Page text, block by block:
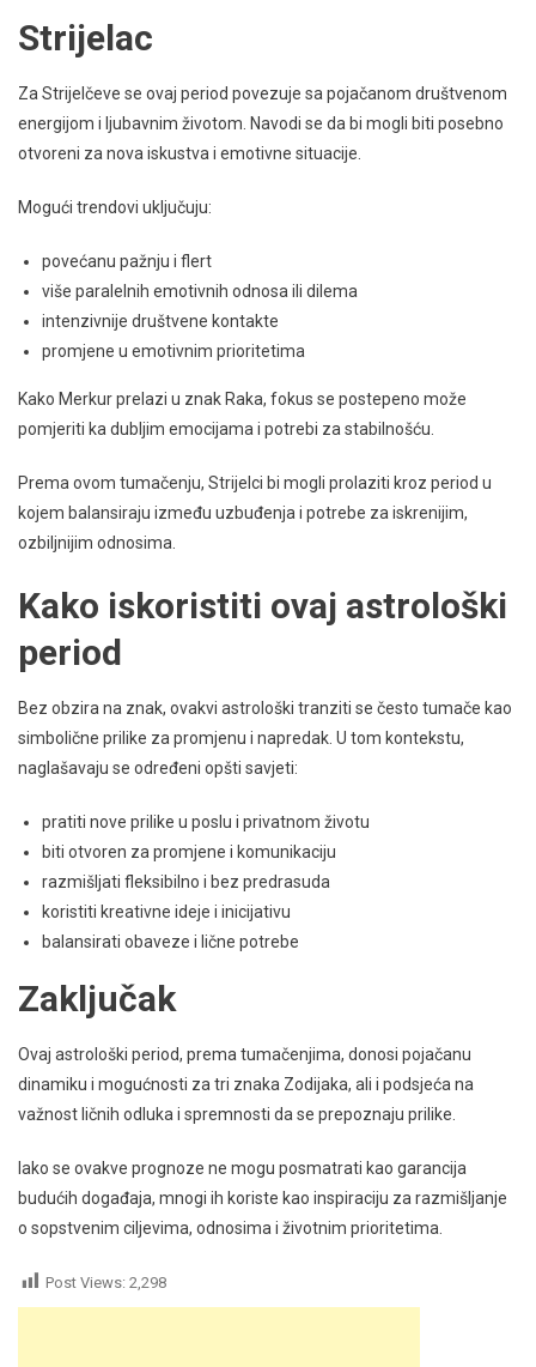
Strijelac
Za Strijelčeve se ovaj period povezuje sa pojačanom društvenom
energijom i ljubavnim životom. Navodi se da bi mogli biti posebno
otvoreni za nova iskustva i emotivne situacije.
Mogući trendovi uključuju:
povećanu pažnju i flert
više paralelnih emotivnih odnosa ili dilema
intenzivnije društvene kontakte
promjene u emotivnim prioritetima
Kako Merkur prelazi u znak Raka, fokus se postepeno može
pomjeriti ka dubljim emocijama i potrebi za stabilnošću.
Prema ovom tumačenju, Strijelci bi mogli prolaziti kroz period u
kojem balansiraju između uzbuđenja i potrebe za iskrenijim,
ozbiljnijim odnosima.
Kako iskoristiti ovaj astrološki
period
Bez obzira na znak, ovakvi astrološki tranziti se često tumače kao
simbolične prilike za promjenu i napredak. U tom kontekstu,
naglašavaju se određeni opšti savjeti:
pratiti nove prilike u poslu i privatnom životu
biti otvoren za promjene i komunikaciju
razmišljati fleksibilno i bez predrasuda
koristiti kreativne ideje i inicijativu
balansirati obaveze i lične potrebe
Zaključak
Ovaj astrološki period, prema tumačenjima, donosi pojačanu
dinamiku i mogućnosti za tri znaka Zodijaka, ali i podsjeća na
važnost ličnih odluka i spremnosti da se prepoznaju prilike.
Iako se ovakve prognoze ne mogu posmatrati kao garancija
budućih događaja, mnogi ih koriste kao inspiraciju za razmišljanje
o sopstvenim ciljevima, odnosima i životnim prioritetima.
Post Views: 2,298